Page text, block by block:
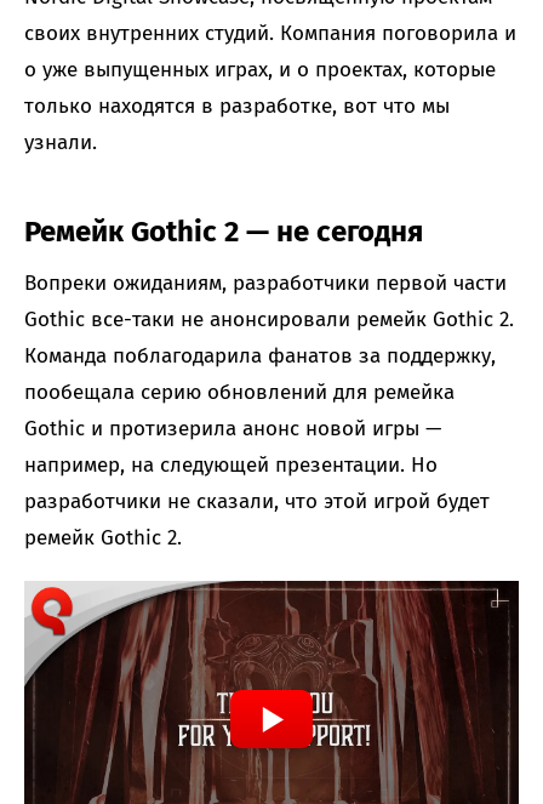
своих внутренних студий. Компания поговорила и
о уже выпущенных играх, и о проектах, которые
только находятся в разработке, вот что мы
узнали.
Ремейк Gothic 2 — не сегодня
Вопреки ожиданиям, разработчики первой части
Gothic все-таки не анонсировали ремейк Gothic 2.
Команда поблагодарила фанатов за поддержку,
пообещала серию обновлений для ремейка
Gothic и протизерила анонс новой игры —
например, на следующей презентации. Но
разработчики не сказали, что этой игрой будет
ремейк Gothic 2.